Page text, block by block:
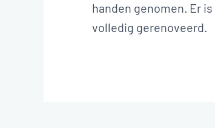
handen genomen. Er
volledig gerenoveerd.